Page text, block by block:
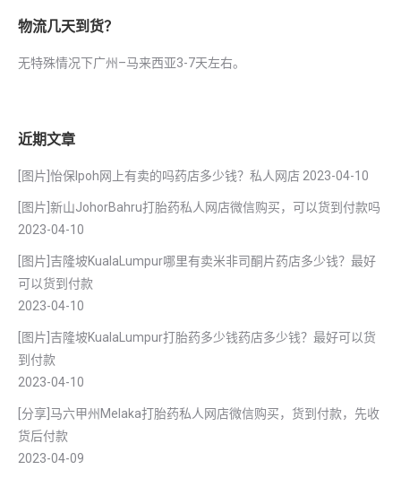
物流几天到货？
无特殊情况下广州–马来西亚3-7天左右。
近期文章
[图片]怡保lpoh网上有卖的吗药店多少钱？私人网店 2023-04-10
[图片]新山JohorBahru打胎药私人网店微信购买，可以货到付款吗
2023-04-10
[图片]吉隆坡KualaLumpur哪里有卖米非司酮片药店多少钱？最好
可以货到付款
2023-04-10
[图片]吉隆坡KualaLumpur打胎药多少钱药店多少钱？最好可以货
到付款
2023-04-10
[分享]马六甲州Melaka打胎药私人网店微信购买，货到付款，先收
货后付款
2023-04-09